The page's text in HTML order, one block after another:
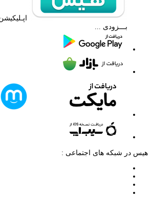
بـــزودی ...
هیس در شبکه های اجتماعی :